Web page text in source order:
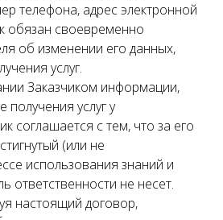
телефона, адрес электронной
обязан своевременно
об изменении его данных,
услуг.
Заказчиком информации,
услуг у
соглашается с тем, что за его
(или не
использования знаний и
ответственности не несет.
настоящий договор,